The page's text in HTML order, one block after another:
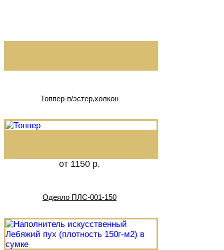
Топпер-п/эстер,холкон
от 1150 р.
Одеяло ПЛС-001-150